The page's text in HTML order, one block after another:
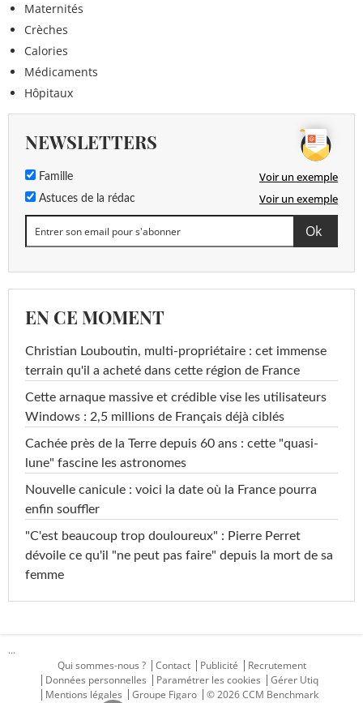
Maternités
Crèches
Calories
Médicaments
Hôpitaux
NEWSLETTERS
Famille Voir un exemple
Astuces de la rédac Voir un exemple
EN CE MOMENT
Christian Louboutin, multi-propriétaire : cet immense
terrain qu'il a acheté dans cette région de France
Cette arnaque massive et crédible vise les utilisateurs
Windows : 2,5 millions de Français déjà ciblés
Cachée près de la Terre depuis 60 ans : cette "quasi-
lune" fascine les astronomes
Nouvelle canicule : voici la date où la France pourra
enfin souffler
"C'est beaucoup trop douloureux" : Pierre Perret
dévoile ce qu'il "ne peut pas faire" depuis la mort de sa
femme
...
Qui sommes-nous ?
Contact Publicité
Recrutement
Données personnelles
Paramétrer les cookies
Gérer Utiq
Mentions légales
Groupe Figaro © 2026 CCM Benchmark